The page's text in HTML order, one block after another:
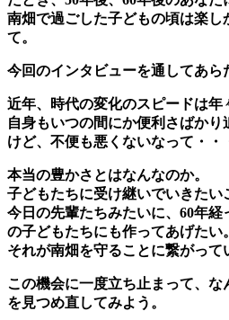
南畑で過ごした子どもの頃は楽し
て。
今回のインタビューを通してあら
近年、時代の変化のスピードは年
自身もいつの間にか便利さばか
けど、不便も悪くないなって・・
本当の豊かさとはなんなのか。
子どもたちに受け継いでいきたい
今日の先輩たちみたいに、60年経
の子どもたちにも作ってあげたい。
それが南畑を守ることに繋がって
この機会に一度立ち止まって、な
を見つめ直してみよう。